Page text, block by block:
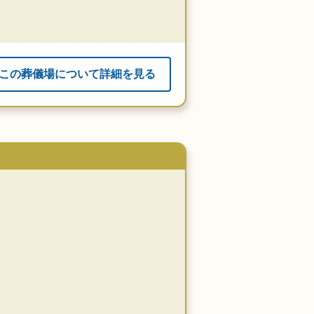
の葬儀場について詳細を見る